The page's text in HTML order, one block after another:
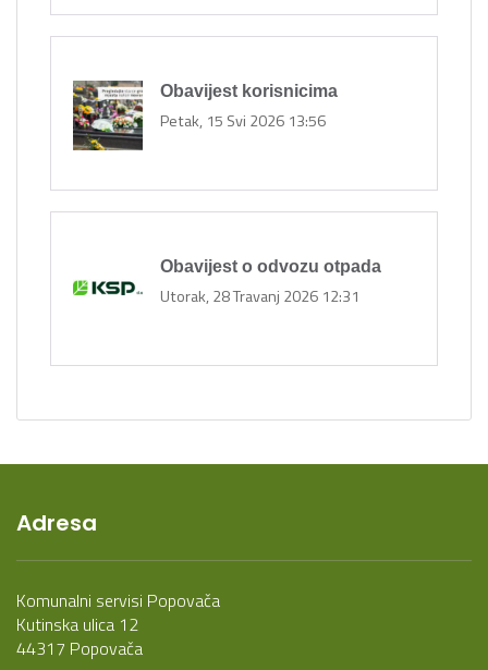
Obavijest korisnicima
Petak, 15 Svi 2026 13:56
Obavijest o odvozu otpada
Utorak, 28 Travanj 2026 12:31
Adresa
Komunalni servisi Popovača
Kutinska ulica 12
44317 Popovača